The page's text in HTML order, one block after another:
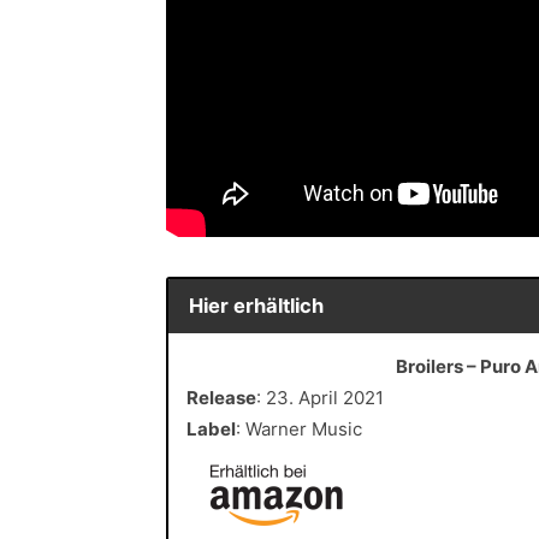
Hier erhältlich
Broilers – Puro
Release: 23. April 2021
Label: Warner Music